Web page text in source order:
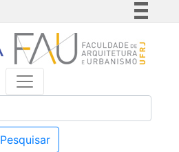
Simplifique!
Comunica BR
Acesso à informação
Pesquisar